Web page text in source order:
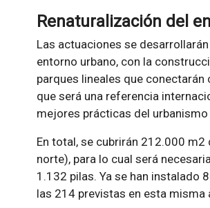
Renaturalización del
Las actuaciones se
entorno urbano, con la
parques lineales que conectarán
que será una referencia
mejores prácticas del
En total, se cubrirán 212.000
norte), para lo cual será
1.132 pilas. Ya se han instalado
las 214 previstas en esta misma